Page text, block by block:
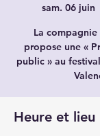
sam. 06 juin
La
propose une «
public » au
Heure et lieu